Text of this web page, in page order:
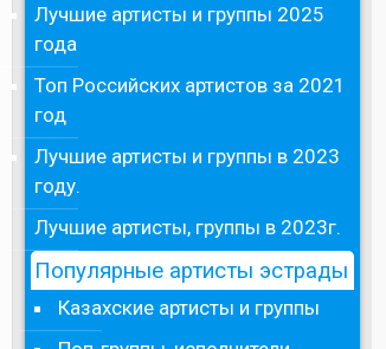
Лучшие артисты и группы 2025
года
Топ Российских артистов за 2021
год
Лучшие артисты и группы в 2023
году.
Лучшие артисты, группы в 2023г.
Популярные артисты эстрады
Казахские артисты и группы